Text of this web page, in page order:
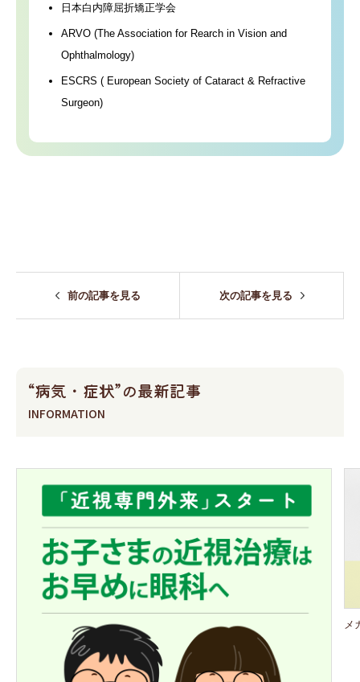
日本白内障屈折矯正学会
ARVO (The Association for Rearch in Vision and
Ophthalmology)
ESCRS ( European Society of Cataract & Refractive
Surgeon)
前の記事を見る 次の記事を見る
“病気・症状”の最新記事
INFORMATION
メ